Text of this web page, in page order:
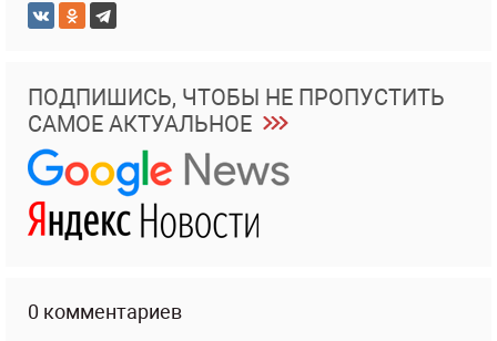
ПОДПИШИСЬ, ЧТОБЫ НЕ ПРОПУСТИТЬ
САМОЕ АКТУАЛЬНОЕ
0 комментариев